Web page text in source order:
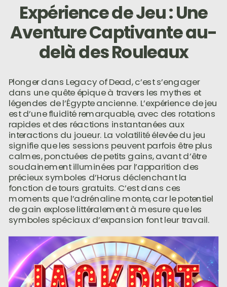
Expérience de Jeu : Une
Aventure Captivante au-
delà des Rouleaux
Plonger dans Legacy of Dead, c’est s’engager
dans une quête épique à travers les mythes et
légendes de l’Égypte ancienne. L’expérience de jeu
est d’une fluidité remarquable, avec des rotations
rapides et des réactions instantanées aux
interactions du joueur. La volatilité élevée du jeu
signifie que les sessions peuvent parfois être plus
calmes, ponctuées de petits gains, avant d’être
soudainement illuminées par l’apparition des
précieux symboles d’Horus déclenchant la
fonction de tours gratuits. C’est dans ces
moments que l’adrénaline monte, car le potentiel
de gain explose littéralement à mesure que les
symboles spéciaux d’expansion font leur travail.